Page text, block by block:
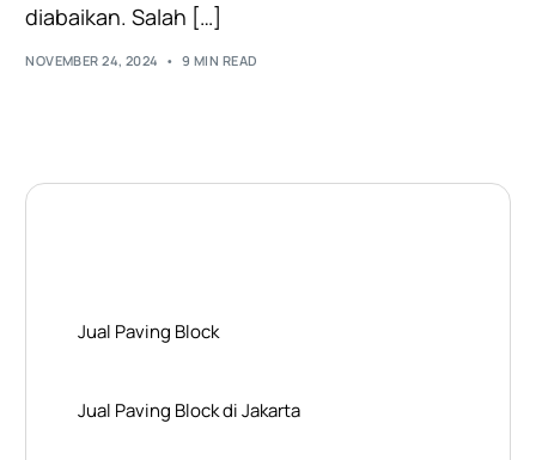
diabaikan. Salah […]
NOVEMBER 24, 2024 9 MIN READ
Jual Paving Block
Jual Paving Block di Jakarta